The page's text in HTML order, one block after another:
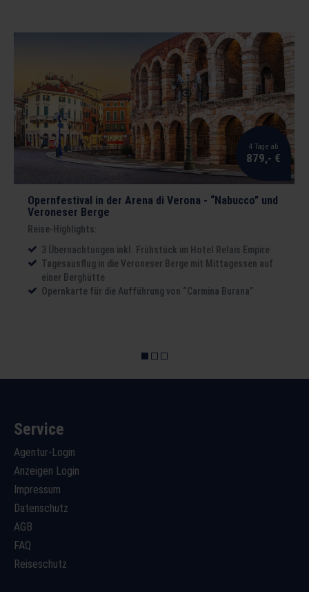
4 Tage ab
879,- €
Opernfestival in der Arena di Verona - “Nabucco” und
Veroneser Berge
Reise-Highlights:
3 Übernachtungen inkl. Frühstück im Hotel Relais Empire
Tagesausflug in die Veroneser Berge mit Mittagessen auf
einer Berghütte
Opernkarte für die Aufführung von “Carmina Burana”
Service
Agentur-Login
Anzeigen Login
Impressum
Datenschutz
AGB
FAQ
Reiseschutz